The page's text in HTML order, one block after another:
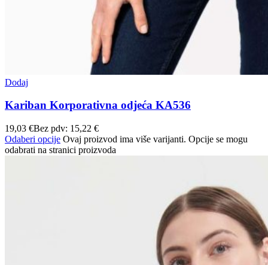
Dodaj
Kariban Korporativna odjeća KA536
19,03 €Bez pdv: 15,22 €
Odaberi opcije Ovaj proizvod ima više varijanti. Opcije se mogu
odabrati na stranici proizvoda